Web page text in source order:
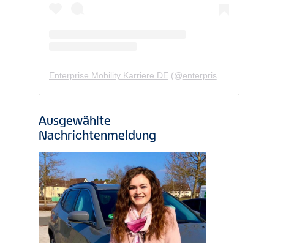
Enterprise Mobility Karriere DE(@enterprisemobility.karriere.de
Ausgewählte
Nachrichtenmeldung